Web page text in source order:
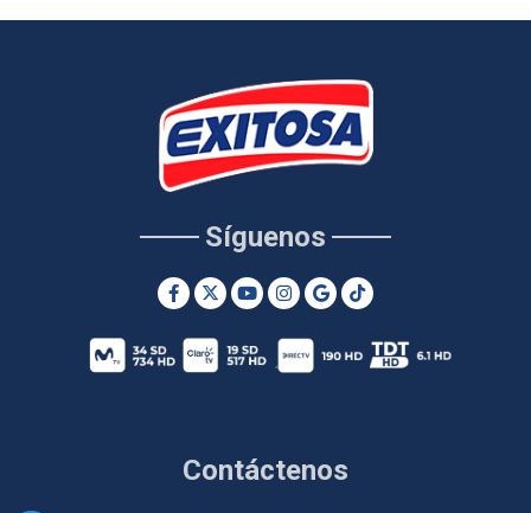
Contáctenos
Síguenos